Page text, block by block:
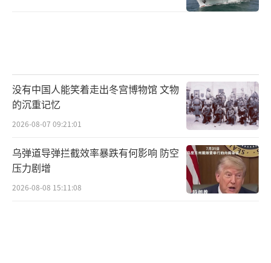
没有中国人能笑着走出冬宫博物馆 文物
的沉重记忆
2026-08-07 09:21:01
乌弹道导弹拦截效率暴跌有何影响 防空
压力剧增
2026-08-08 15:11:08